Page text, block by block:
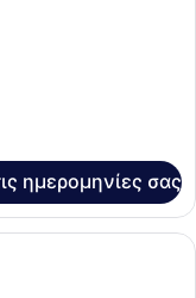
ημερομηνίες σας
με ένα κρεβάτι,